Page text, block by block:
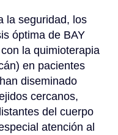
la seguridad, los
óptima de BAY
la quimioterapia
en pacientes
diseminado
cercanos,
del cuerpo
atención al